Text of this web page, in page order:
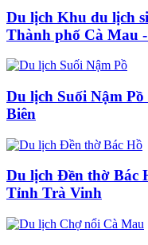
Du lịch Khu du lịch
Thành phố Cà Mau
Du lịch Suối Nậm
Biên
Du lịch Đền thờ Bác
Tỉnh Trà Vinh